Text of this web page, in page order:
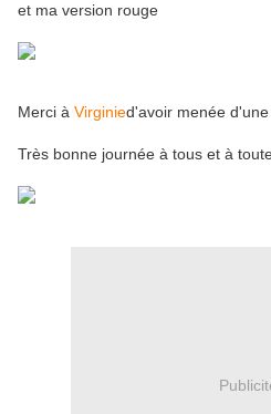
et ma version rouge
Merci à Virginied'avoir menée d'une
Très bonne journée à tous et à